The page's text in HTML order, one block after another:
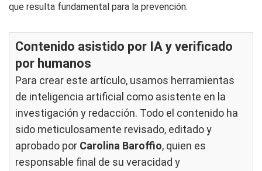
que resulta fundamental para la prevención.
Contenido asistido por IA y verificado
por humanos
Para crear este artículo, usamos herramientas
de inteligencia artificial como asistente en la
investigación y redacción. Todo el contenido ha
sido meticulosamente revisado, editado y
aprobado por Carolina Baroffio, quien es
responsable final de su veracidad y